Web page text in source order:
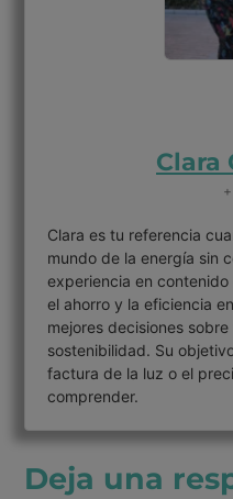
Clara
Clara es tu referencia
mundo de la energía sin
experiencia en
el ahorro y la eficiencia
mejores decisiones
sostenibilidad. Su
factura de la luz o el
comprender.
Deja una